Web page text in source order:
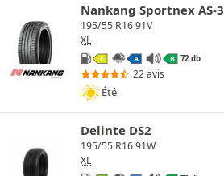
Nankang Sportnex AS-3
195/55 R16 91V
XL
C A B 72 db
22 avis
Été
Delinte DS2
195/55 R16 91W
XL